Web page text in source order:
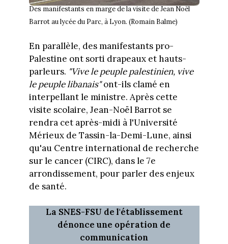
Des manifestants en marge de la visite de Jean Noël
Barrot au lycée du Parc, à Lyon. (Romain Balme)
En parallèle, des manifestants pro-
Palestine ont sorti drapeaux et hauts-
parleurs. "Vive le peuple palestinien, vive
le peuple libanais"ont-ils clamé en
interpellant le ministre. Après cette
visite scolaire, Jean-Noël Barrot se
rendra cet après-midi à l'Université
Mérieux de Tassin-la-Demi-Lune, ainsi
qu'au Centre international de recherche
sur le cancer (CIRC), dans le 7e
arrondissement, pour parler des enjeux
de santé.
La SNES-FSU de l'établissement
dénonce une opération de
communication